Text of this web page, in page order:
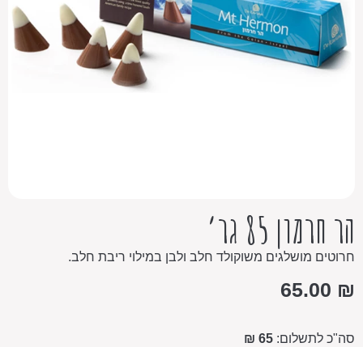
הר חרמון 85 גר’
חרוטים מושלגים משוקולד חלב ולבן במילוי ריבת חלב.
65.00 ₪
סה"כ לתשלום: 65 ₪